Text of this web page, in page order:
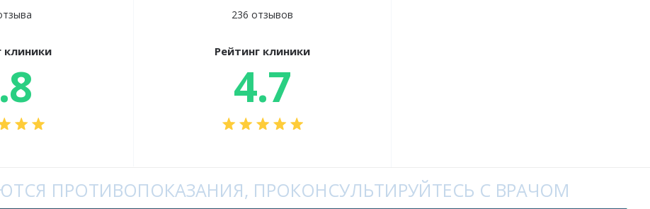
клиники
236 отзывов
Рейтинг клиники
4.7
ПРОТИВОПОКАЗАНИЯ, ПРОКОНСУЛЬТИРУЙТЕСЬ С ВРАЧОМ